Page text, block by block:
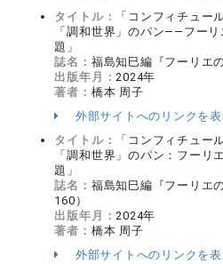
タイトル：
「コンフィチュー
「調和世界」のパン――フー
題」
誌名： 福島知巳編『フーリエ
出版年月：2024年
著者： 橋本 周子
外部サイトへのリンクを
タイトル：
「コンフィチュー
「調和世界」のパン：フーリ
題」
誌名： 福島知巳編『フーリエ
160）
出版年月：2024年
著者： 橋本 周子
外部サイトへのリンクを